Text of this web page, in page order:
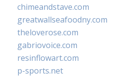
chimeandstave.com
greatwallseafoodny.com
theloverose.com
gabriovoice.com
resinflowart.com
p-sports.net